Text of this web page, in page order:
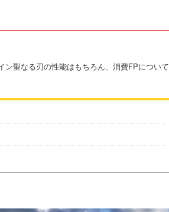
聖なる刃の性能はもちろん、消費FPについて